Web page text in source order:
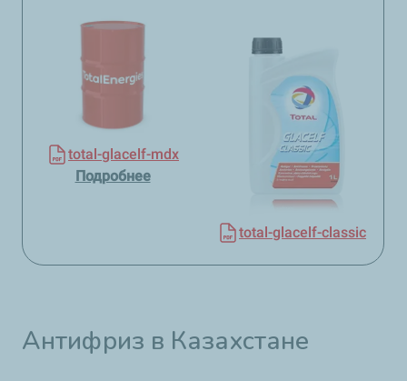
total-glacelf-mdx
Подробнее
total-glacelf-classic
Антифриз в Казахстане